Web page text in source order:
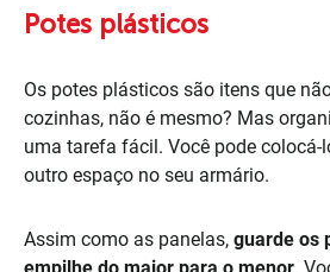
Potes plásticos
Os potes plásticos são itens que
cozinhas, não é mesmo? Mas
uma tarefa fácil. Você pode colocá-
outro espaço no seu armário.
Assim como as panelas, guarde os